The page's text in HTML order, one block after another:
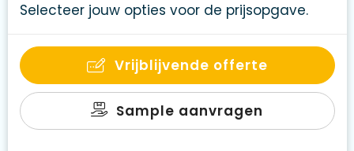
Selecteer jouw opties voor de prijsopgave.
Vrijblijvende offerte
Sample aanvragen